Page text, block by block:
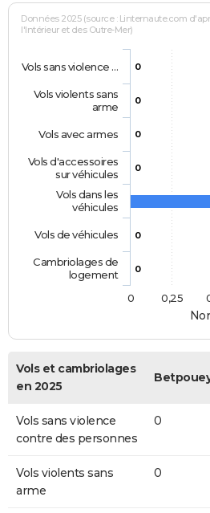
Données 2025 (source : Linternaute.com
l'Intérieur et des Outre-Mer)
0
0
0
0
0
0
Vols sans violence …
Vols violents sans
arme
Vols avec armes
Vols d'accessoires
sur véhicules
Vols dans les
véhicules
Vols de véhicules
Cambriolages de
logement
0
0,25
Vols et cambriolages
en 2025
Vols sans violence
contre des personnes
0
Vols violents sans
arme
0